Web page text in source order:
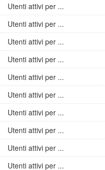
Utenti attivi per ...
Utenti attivi per ...
Utenti attivi per ...
Utenti attivi per ...
Utenti attivi per ...
Utenti attivi per ...
Utenti attivi per ...
Utenti attivi per ...
Utenti attivi per ...
Utenti attivi per ...